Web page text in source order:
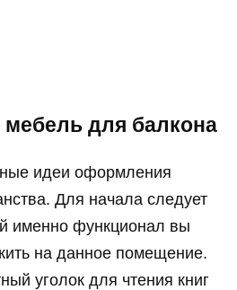
для балкона
идеи оформления
Для начала следует
именно функционал вы
на данное помещение.
уголок для чтения книг